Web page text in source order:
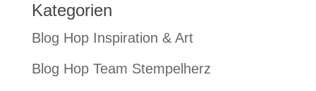
Kategorien
Blog Hop Inspiration & Art
Blog Hop Team Stempelherz